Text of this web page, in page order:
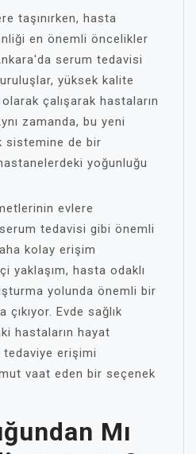
taşınırken, hasta
en önemli öncelikler
serum tedavisi
yüksek kalite
çalışarak hastaların
zamanda, bu yeni
sistemine de bir
yoğunluğu
evlere
tedavisi gibi önemli
kolay erişim
yaklaşım, hasta odaklı
yolunda önemli bir
çıkıyor. Evde sağlık
hastaların hayat
tedaviye erişimi
vaat eden bir seçenek
Mı